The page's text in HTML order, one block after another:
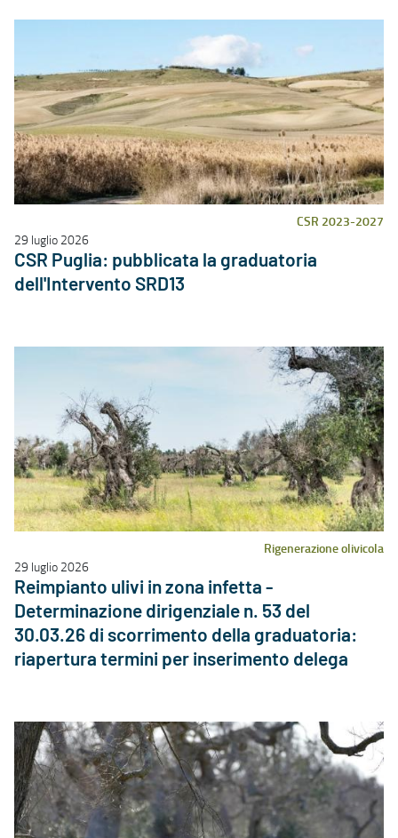
CSR 2023-2027
29 luglio 2026
CSR Puglia: pubblicata la graduatoria
dell'Intervento SRD13
Rigenerazione olivicola
29 luglio 2026
Reimpianto ulivi in zona infetta -
Determinazione dirigenziale n. 53 del
30.03.26 di scorrimento della graduatoria:
riapertura termini per inserimento delega